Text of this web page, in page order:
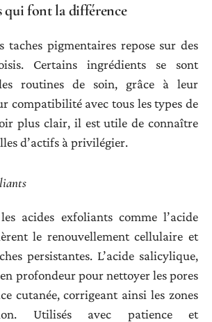
qui font la différence
taches pigmentaires repose sur des
Certains ingrédients se sont
routines de soin, grâce à leur
compatibilité avec tous les types de
plus clair, il est utile de connaître
d’actifs à privilégier.
acides exfoliants comme l’acide
le renouvellement cellulaire et
persistantes. L’acide salicylique,
profondeur pour nettoyer les pores
cutanée, corrigeant ainsi les zones
Utilisés avec patience et